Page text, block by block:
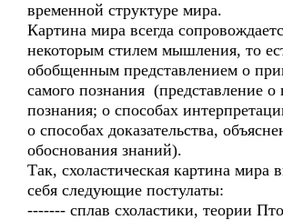
временной структуре мира.
Картина мира всегда
некоторым стилем мышления, то
обобщенным представлением о
самого познания (представление о
познания; о способах
о способах доказательства,
обоснования знаний).
Так, схоластическая картина мира
себя следующие постулаты:
------- сплав схоластики, теории